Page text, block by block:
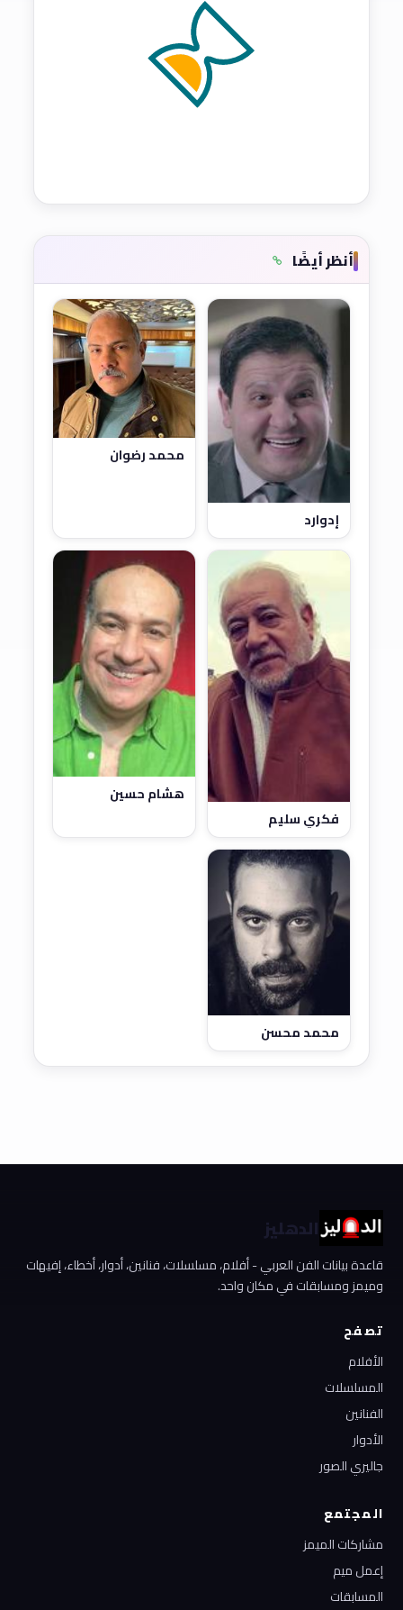
أنظر أيضًا
إدوارد
محمد رضوان
فكري سليم
هشام حسين
محمد محسن
الدهليز
قاعدة بيانات الفن العربي - أفلام، مسلسلات، فنانين، أدوار، أخطاء، إفيهات
وميمز ومسابقات في مكان واحد.
تصفح
الأفلام
المسلسلات
الفنانين
الأدوار
جاليري الصور
المجتمع
مشاركات الميمز
إعمل ميم
المسابقات